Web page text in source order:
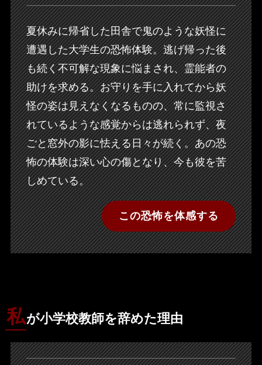
夏休みに帰省した田舎で鬼のような妖怪に
遭遇した大学生の恐怖体験。逃げ帰った後
も続く不可解な現象に悩まされ、霊能者の
助けを求める。お守りを手に入れてから妖
怪の姿は見えなくなるものの、常に監視さ
れているような感覚からは逃れられず、夜
ごと窓外の影に怯える日々が続く。あの恐
怖の体験は深い心の傷となり、今も彼を苦
しめている。
この恐怖を体感する
私が小学校教師を辞めた理由